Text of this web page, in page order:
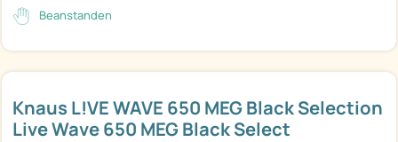
Knaus L!VE WAVE 650 MEG Black Selection
Live Wave 650 MEG Black Select
Beanstanden